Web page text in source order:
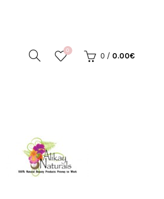
0
0 / 0.00€